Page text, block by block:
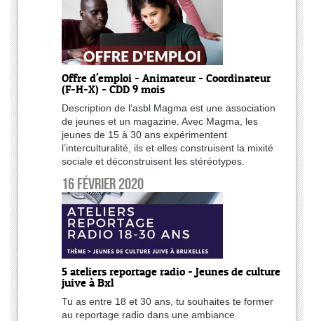
Offre d'emploi - Animateur - Coordinateur
(F-H-X) - CDD 9 mois
Description de l’asbl Magma est une association
de jeunes et un magazine. Avec Magma, les
jeunes de 15 à 30 ans expérimentent
l’interculturalité, ils et elles construisent la mixité
sociale et déconstruisent les stéréotypes.
16 février 2020
5 ateliers reportage radio - Jeunes de culture
juive à Bxl
Tu as entre 18 et 30 ans, tu souhaites te former
au reportage radio dans une ambiance